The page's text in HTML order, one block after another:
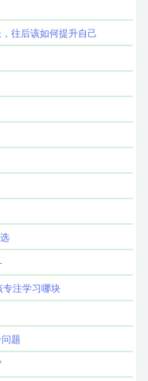
往后该如何提升自己
专注学习哪块
题